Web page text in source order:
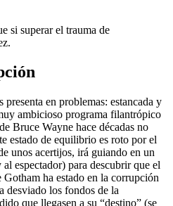
si superar el trauma de
en problemas: estancada y
ambicioso programa filantrópico
Bruce Wayne hace décadas no
estado de equilibrio es roto por el
unos acertijos, irá guiando en un
al espectador) para descubrir que el
ha estado en la corrupción
desviado los fondos de la
que llegasen a su “destino” (se